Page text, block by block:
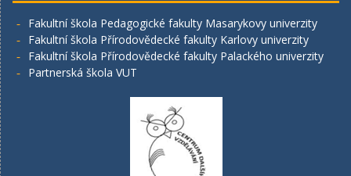
Fakultní škola Pedagogické fakulty Masarykovy univerzity
Fakultní škola Přírodovědecké fakulty Karlovy univerzity
Fakultní škola Přírodovědecké fakulty Palackého univerzity
Partnerská škola VUT